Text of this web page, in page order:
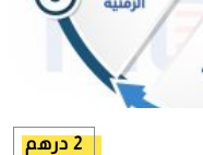
2 درهم